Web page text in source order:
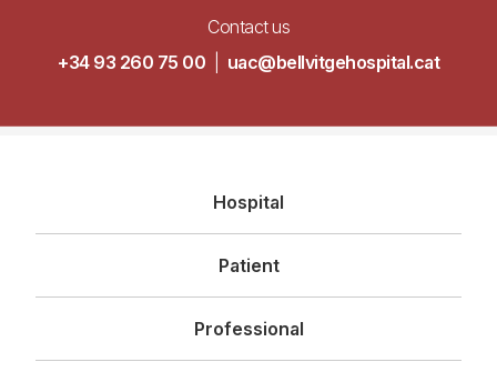
Contact us
+34 93 260 75 00
uac@bellvitgehospital.cat
principal
Hospital
Patient
Professional